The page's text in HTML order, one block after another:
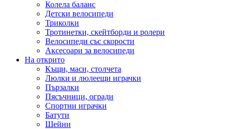
Колела баланс
Детски велосипеди
Триколки
Тротинетки, скейтборди и ролери
Велосипеди със скорости
Аксесоари за велосипеди
На открито
Къщи, маси, столчета
Люлки и люлеещи играчки
Пързалки
Пясъчници, огради
Спортни играчки
Батути
Шейни